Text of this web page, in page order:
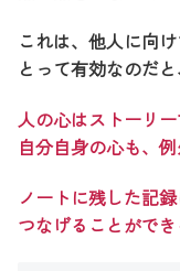
これは、他人に向
とって有効なのだ
人の心はストーリー
自分自身の心も、
ノートに残した記
つなげることができ